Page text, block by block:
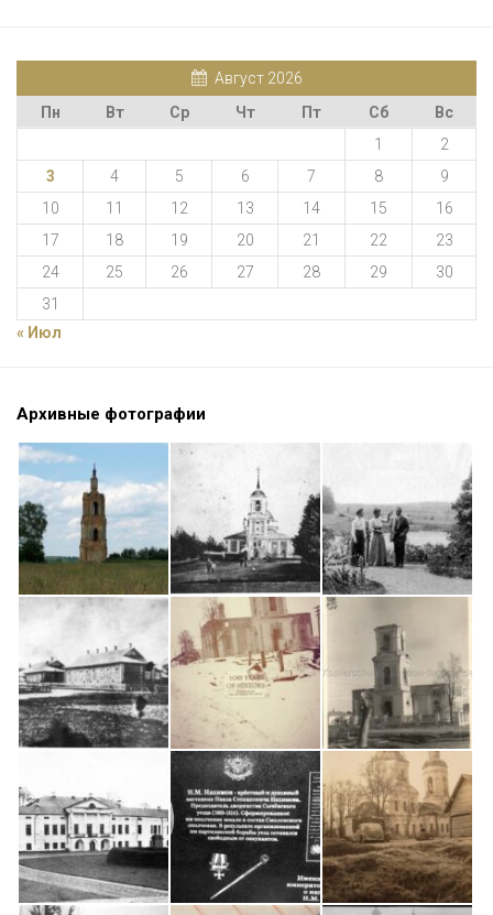
Август 2026
Пн
Вт Ср Чт Пт Сб
Вс
1
2
3
4 5 6 7 8
9
10
11 12 13 14 15
16
17
18 19 20 21 22
23
24
25 26 27 28 29
30
31
« Июл
Архивные фотографии